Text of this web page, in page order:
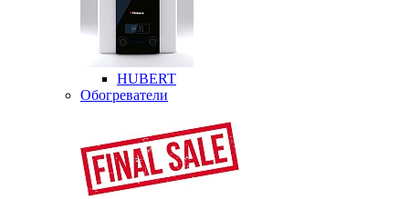
HUBERT
Обогреватели